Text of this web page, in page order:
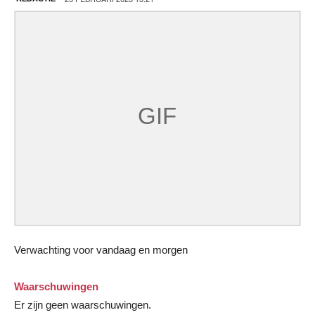
Verwachting voor vandaag en morgen
Waarschuwingen
Er zijn geen waarschuwingen.